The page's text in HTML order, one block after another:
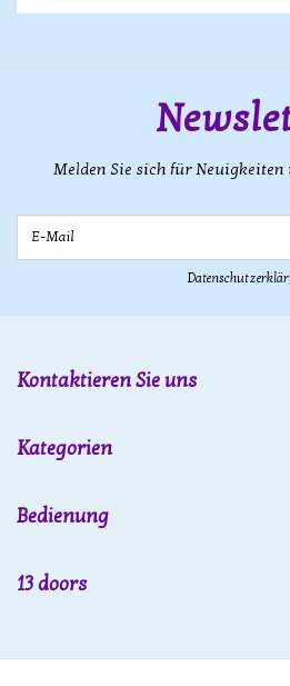
Melden Sie sich für Neuigkeiten
Kontaktieren Sie uns
Kategorien
Bedienung
13 doors